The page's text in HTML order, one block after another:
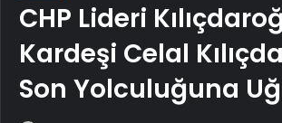
CHP Lideri
Kardeşi Celal
Son Yolculuğuna